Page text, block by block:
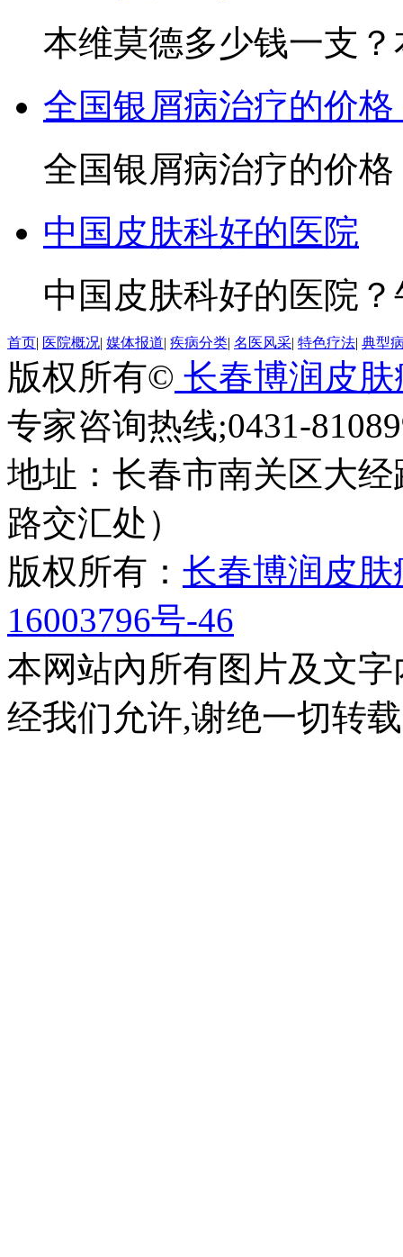
本维莫德多少钱一支
全国银屑病治疗的价格
全国银屑病治疗的价
中国皮肤科好的医院
中国皮肤科好的医院
首页| 医院概况| 媒体报道| 疾病分类| 名医风采| 特色疗法| 典型
版权所有© 长春博润皮
专家咨询热线;0431-
地址：长春市南关区大
路交汇处）
版权所有： 长春博润皮肤
16003796号-46
本网站內所有图片及文
经我们允许,谢绝一切转载